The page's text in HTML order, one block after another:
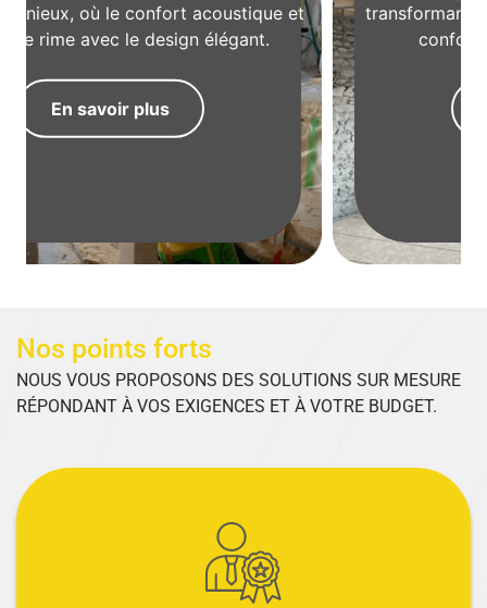
transformant votre espace en pièces de vie
confortables et fonctionnelles.
En savoir plus
Nos points forts
NOUS VOUS PROPOSONS DES SOLUTIONS SUR MESURE
RÉPONDANT À VOS EXIGENCES ET À VOTRE BUDGET.